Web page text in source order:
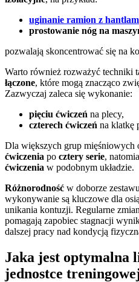
uginanie ramion z
prostowanie nóg na
pozwalają skoncentrować się na
Warto również rozważyć techniki
łączone, które mogą znacząco
Zazwyczaj zaleca się wykonanie:
pięciu ćwiczeń na plecy,
czterech ćwiczeń na klatkę
Dla większych grup mięśniowych
ćwiczenia po cztery serie,
ćwiczenia w podobnym układzie.
Różnorodność w doborze
wykonywanie są kluczowe dla
unikania kontuzji. Regularne
pomagają zapobiec stagnacji
dalszej pracy nad kondycją
Jaka jest optymalna
jednostce